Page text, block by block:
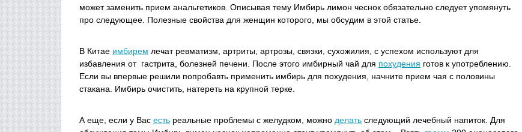
может заменить прием анальгетиков. Описывая тему Имбирь лимон чеснок обязательно следует упомянуть
про следующее. Полезные свойства для женщин которого, мы обсудим в этой статье.
В Китае имбирем лечат ревматизм, артриты, артрозы, связки, сухожилия, с успехом используют для
избавления от гастрита, болезней печени. После этого имбирный чай для похудения готов к употреблению.
Если вы впервые решили попробавть применить имбирь для похудения, начните прием чая с половины
стакана. Имбирь очистить, натереть на крупной терке.
А еще, если у Вас есть реальные проблемы с желудком, можно делать следующий лечебный напиток. Для